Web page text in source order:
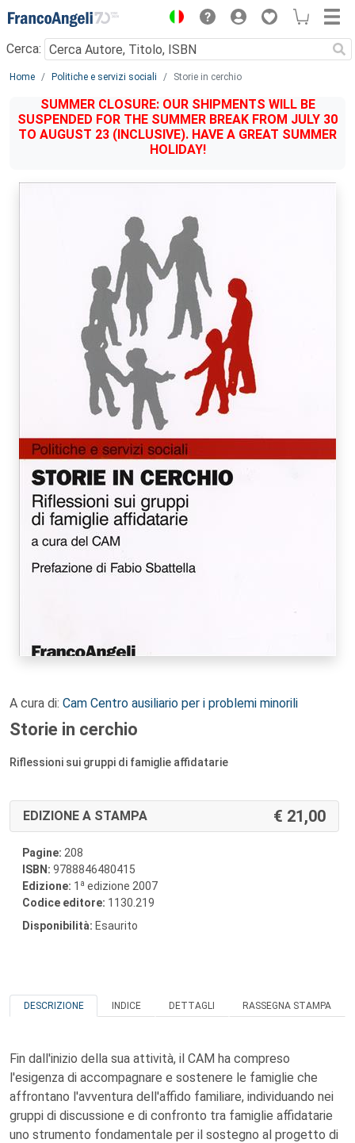
Menu
Cerca:
Main content
Home Politiche e servizi sociali Storie in cerchio
SUMMER CLOSURE: OUR SHIPMENTS WILL BE
SUSPENDED FOR THE SUMMER BREAK FROM JULY 30
TO AUGUST 23 (INCLUSIVE). HAVE A GREAT SUMMER
HOLIDAY!
A cura di: Cam Centro ausiliario per i problemi minorili
Storie in cerchio
Riflessioni sui gruppi di famiglie affidatarie
EDIZIONE A STAMPA 21,00
Pagine: 208
ISBN: 9788846480415
Edizione: 1 a edizione 2007
Codice editore: 1130.219
Disponibilità: Esaurito
DESCRIZIONE INDICE DETTAGLI RASSEGNA STAMPA
Fin dall'inizio della sua attività, il CAM ha compreso
l'esigenza di accompagnare e sostenere le famiglie che
affrontano l'avventura dell'affido familiare, individuando nei
gruppi di discussione e di confronto tra famiglie affidatarie
uno strumento fondamentale per il sostegno al progetto di